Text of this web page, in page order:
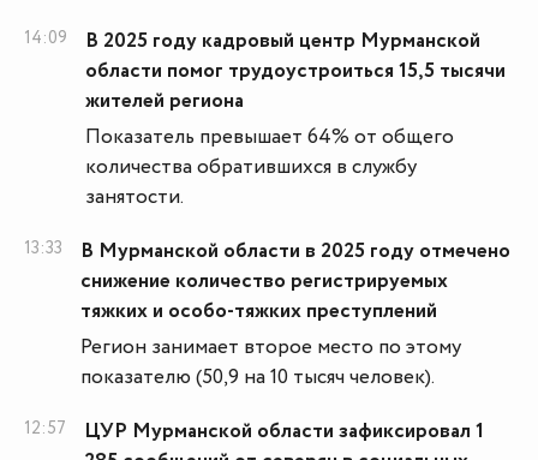
14:09
В 2025 году кадровый центр Мурманской
области помог трудоустроиться 15,5 тысячи
жителей региона
Показатель превышает 64% от общего
количества обратившихся в службу
занятости.
13:33
В Мурманской области в 2025 году отмечено
снижение количество регистрируемых
тяжких и особо-тяжких преступлений
Регион занимает второе место по этому
показателю (50,9 на 10 тысяч человек).
12:57
ЦУР Мурманской области зафиксировал 1